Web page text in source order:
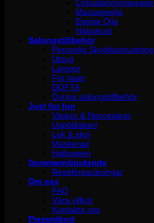
Cirkulationsmassage
Massageolja
Eterisk Olja
Hälsokost
Salongstillbehör
Personlig Skyddsutrustning
Utsug
Lampor
För laser
DOFTA
Övriga salongstillbehör
Just for fun
Väskor & Neccesärer
Uppblåsbart
Lek & skoj
Maskerad
Halloween
Sommarerbjudande
Reseförpackningar
Om oss
FAQ
Våra villkor
Kontakta oss
Presentkort